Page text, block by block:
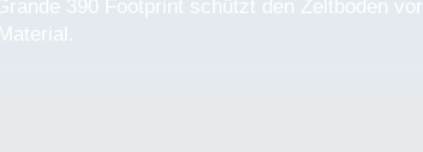
390 Footprint schützt den Zeltboden